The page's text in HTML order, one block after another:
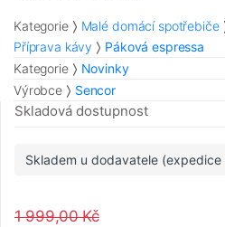
Kategorie Malé domácí spotřebiče
Příprava kávy
Páková espressa
Kategorie
Novinky
Výrobce
Sencor
Skladová dostupnost
Skladem u dodavatele
1 999,00 Kč